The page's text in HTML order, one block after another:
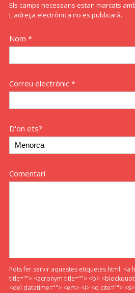
Els camps necessaris estan marcats
L'adreça electrònica no es publicarà.
Nom *
Correu electrònic *
D'on ets?
Comentari
Pots fer servir aquestes etiquetes html: <a
title=""> <acronym title=""> <b>
<del datetime=""> <em> <i> <q cite="">